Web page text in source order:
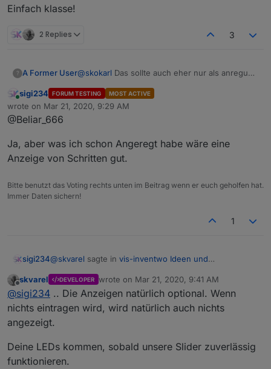
Einfach klasse!
2 Replies 3
? A Former User@skokarl Das sollte auch eher nur als anregung
macht. Deshalb schrieb ich ja das es schwer
umsetzbar wird.
Die Idee Drehbare Slider zu haben ist gut, wer
so etwas braucht weiss ich nicht. Ich
machen ist leicht zu bedienen und leicht
umzustylen. Und es lassen sich mit simplen
Kenntnissen klasse aussehende Vis erstellen.
einfach paar Klicks und schwupp anderer
Hintergrund und andere Farbe.
Einfach klasse!
Online
sigi234 FORUM TESTING MOST ACTIVE
wrote on Mar 21, 2020, 9:29 AM
last edited by
@Beliar_666
Ja, aber was ich schon Angeregt habe wäre eine
Anzeige von Schritten gut.
Bitte benutzt das Voting rechts unten im Beitrag wenn er euch geholfen hat.
Immer Daten sichern!
1
sigi234@skvarel sagte in vis-inventwo Ideen und
So ähnlich stelle ich mir die Lösung vor:
Ja, aber Anzeigen bitte als Option.
Ps.:
Wie geht es den Lautstärkereglern mit Led?
Offline
skvarel DEVELOPER wrote on Mar 21, 2020, 9:41 AM
last edited by
@sigi234 .. Die Anzeigen natürlich optional. Wenn
nichts eintragen wird, wird natürlich auch nichts
angezeigt.
Deine LEDs kommen, sobald unsere Slider zuverlässig
funktionieren.